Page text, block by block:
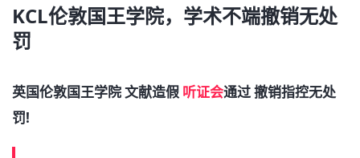
KCL伦敦国王学院，学术不端撤销无处
罚
英国伦敦国王学院 文献造假 听证会通过 撤销指控无处
罚!